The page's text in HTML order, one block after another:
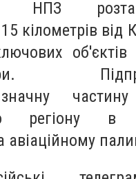
НПЗ
кілометрів від
об'єктів
регіону в
авіаційному